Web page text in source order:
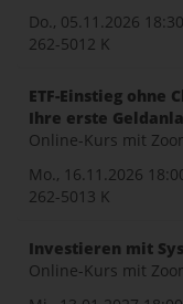
Do., 05.11.2026
262-5012 K
ETF-Einstieg ohne
Ihre erste
Online-Kurs mit
Mo., 16.11.2026
262-5013 K
Investieren mit
Online-Kurs mit